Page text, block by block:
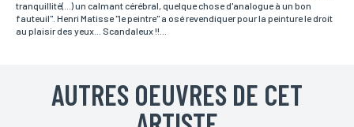
vous pouvez nous laisser vos nom et prénom.
tranquillité(...) un calmant cérébral, quelque chose d'analogue à un bon
fauteuil". Henri Matisse "le peintre" a osé revendiquer pour la peinture le droit
au plaisir des yeux... Scandaleux !!...
AUTRES OEUVRES DE CET